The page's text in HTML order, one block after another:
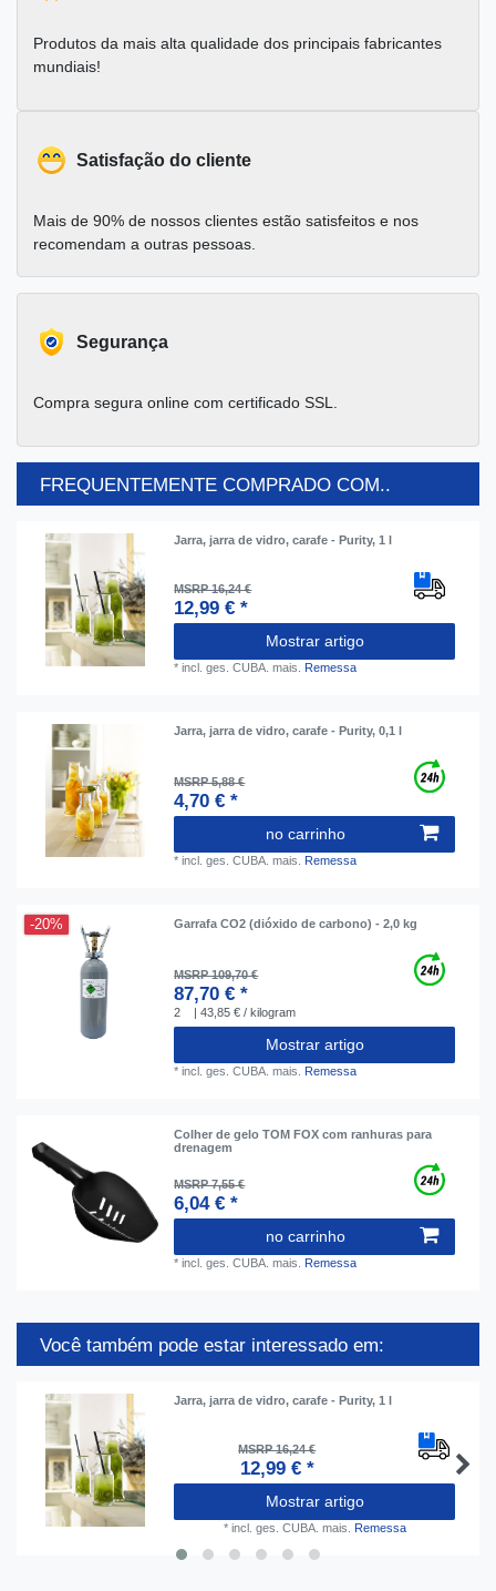
Produtos da mais alta qualidade dos principais fabricantes
mundiais!
Satisfação do cliente
Mais de 90% de nossos clientes estão satisfeitos e nos
recomendam a outras pessoas.
Segurança
Compra segura online com certificado SSL.
FREQUENTEMENTE COMPRADO COM..
Jarra, jarra de vidro, carafe - Purity, 1 l
MSRP 16,24 €
12,99 € *
Mostrar artigo
*incl. ges. CUBA. mais. Remessa
Jarra, jarra de vidro, carafe - Purity, 0,1 l
MSRP 5,88 €
4,70 € *
no carrinho
*incl. ges. CUBA. mais. Remessa
-20% Garrafa CO2 (dióxido de carbono) - 2,0 kg
MSRP 109,70 €
87,70 € *
2 | 43,85 € / kilogram
Mostrar artigo
*incl. ges. CUBA. mais. Remessa
Colher de gelo TOM FOX com ranhuras para
drenagem
MSRP 7,55 €
6,04 € *
no carrinho
*incl. ges. CUBA. mais. Remessa
Você também pode estar interessado em:
Jarra, jarra de vidro, carafe - Purity, 1 l
MSRP 16,24 €
12,99 € *
Mostrar artigo
* incl. ges. CUBA. mais. Remessa